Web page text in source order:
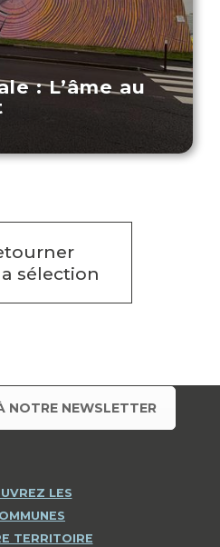
: L’âme au
sélection
NOTRE NEWSLETTER
LES
TERRITOIRE